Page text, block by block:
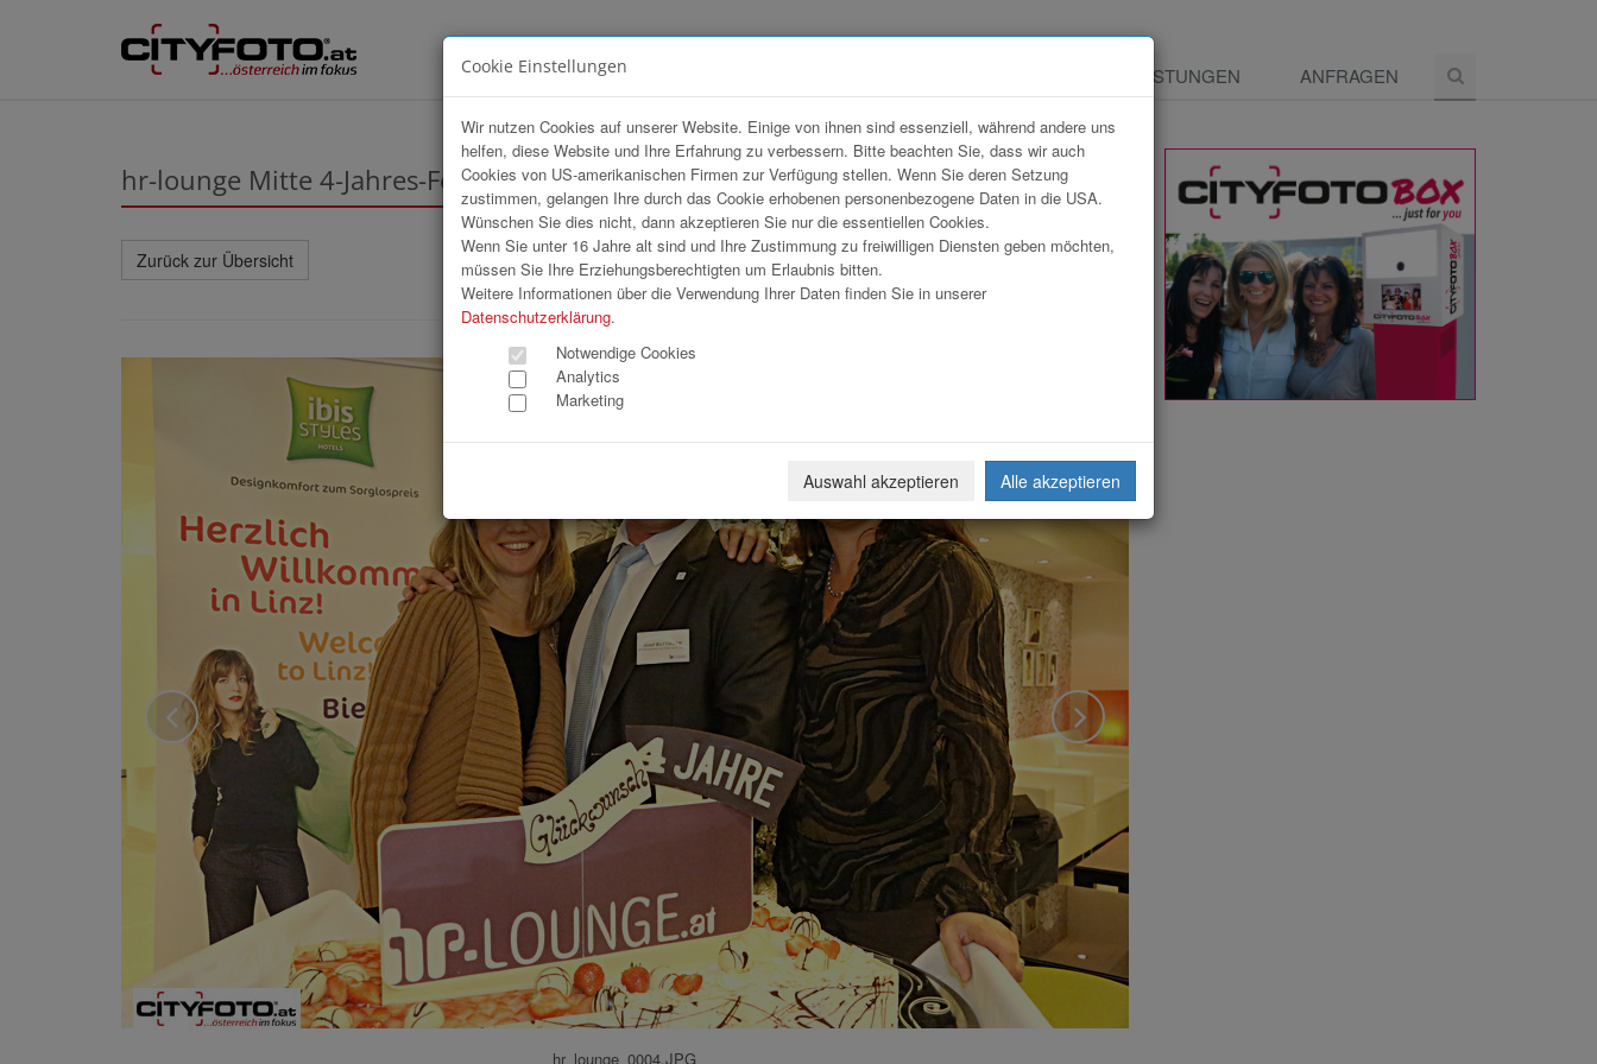
LEISTUNGEN ANFRAGEN
hr-lounge Mitte 4-Jahres-Feier im Ibis Styles Linz
Zurück zur Übersicht Download Weiterleiten
hr_lounge_0004.JPG
Cookie Einstellungen
Wir nutzen Cookies auf unserer Website. Einige von ihnen sind essenziell, während andere uns
helfen, diese Website und Ihre Erfahrung zu verbessern. Bitte beachten Sie, dass wir auch
Cookies von US-amerikanischen Firmen zur Verfügung stellen. Wenn Sie deren Setzung
zustimmen, gelangen Ihre durch das Cookie erhobenen personenbezogene Daten in die USA.
Wünschen Sie dies nicht, dann akzeptieren Sie nur die essentiellen Cookies.
Wenn Sie unter 16 Jahre alt sind und Ihre Zustimmung zu freiwilligen Diensten geben möchten,
müssen Sie Ihre Erziehungsberechtigten um Erlaubnis bitten.
Weitere Informationen über die Verwendung Ihrer Daten finden Sie in unserer
Datenschutzerklärung.
Notwendige Cookies
Analytics
Marketing
Auswahl akzeptieren Alle akzeptieren